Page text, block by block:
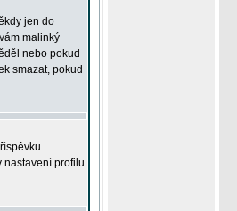
jen do
malinký
nebo pokud
smazat, pokud
nastavení profilu